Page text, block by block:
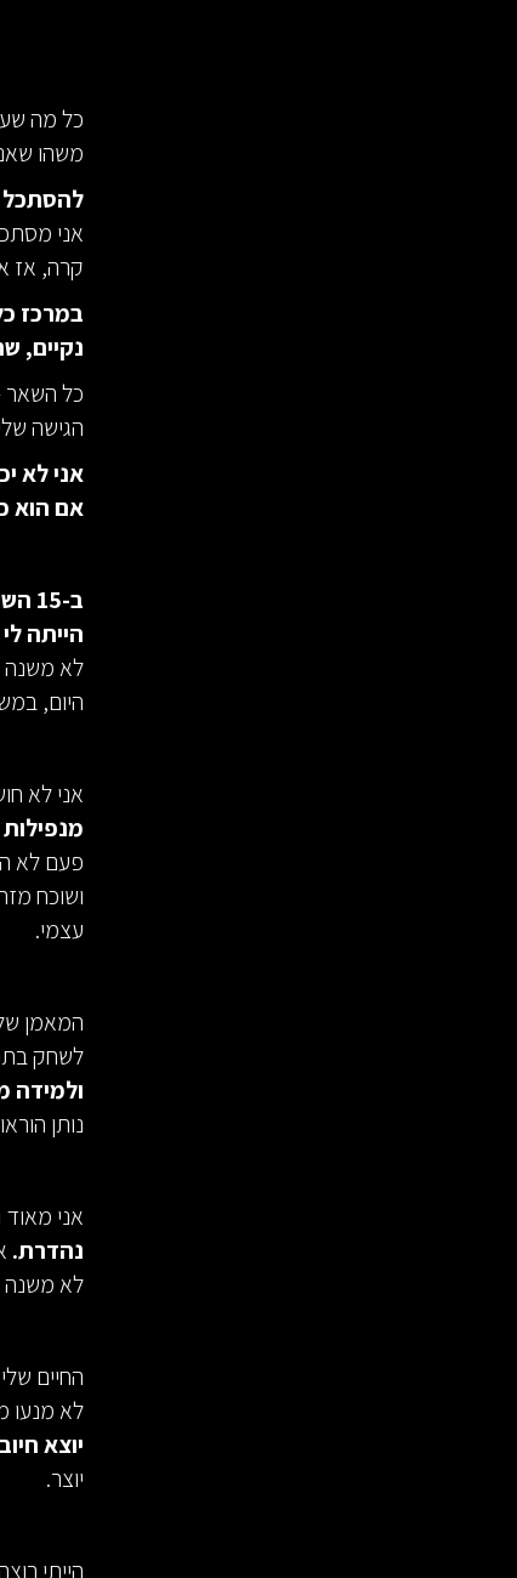
כל מה
משהו
להסתכל
אני
קרה, אז
במרכז
נקיים,
כל השאר
הגישה
אני לא
אם הוא
ב-
הייתה
לא משנה
היום,
אני לא
פעם לא
ושוכח
עצמי.
המאמן
לשחק
ולמידה
נותן
אני
נהדרת.
לא משנה
לא מנעו
יוצא
יוצר.
הייתי